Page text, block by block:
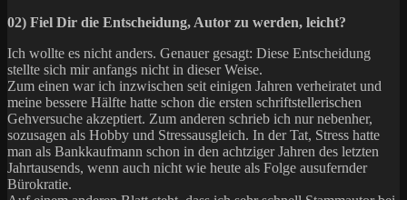
02) Fiel Dir die Entscheidung, Autor zu werden, leicht?
Ich wollte es nicht anders. Genauer gesagt: Diese Entscheidung
stellte sich mir anfangs nicht in dieser Weise.
Zum einen war ich inzwischen seit einigen Jahren verheiratet und
meine bessere Hälfte hatte schon die ersten schriftstellerischen
Gehversuche akzeptiert. Zum anderen schrieb ich nur nebenher,
sozusagen als Hobby und Stressausgleich. In der Tat, Stress hatte
man als Bankkaufmann schon in den achtziger Jahren des letzten
Jahrtausends, wenn auch nicht wie heute als Folge ausufernder
Bürokratie.